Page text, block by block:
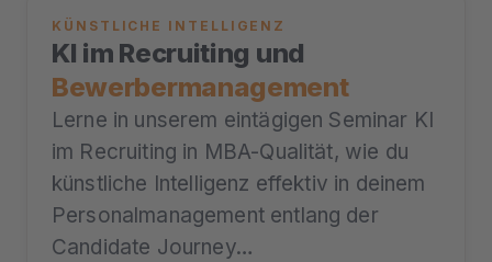
KÜNSTLICHE INTELLIGENZ
KI im Recruiting und
Bewerbermanagement
Lerne in unserem eintägigen Seminar KI
im Recruiting in MBA-Qualität, wie du
künstliche Intelligenz effektiv in deinem
Personalmanagement entlang der
Candidate Journey…